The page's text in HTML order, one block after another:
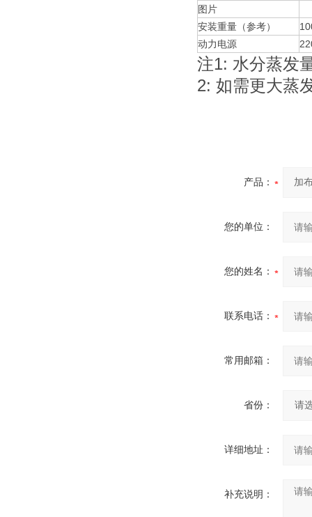
图片
安装重量（参考）
动力电源
注1: 水分蒸发
2: 如需更大蒸
产品：
您的单位：
您的姓名：
联系电话：
常用邮箱：
省份：
详细地址：
补充说明：